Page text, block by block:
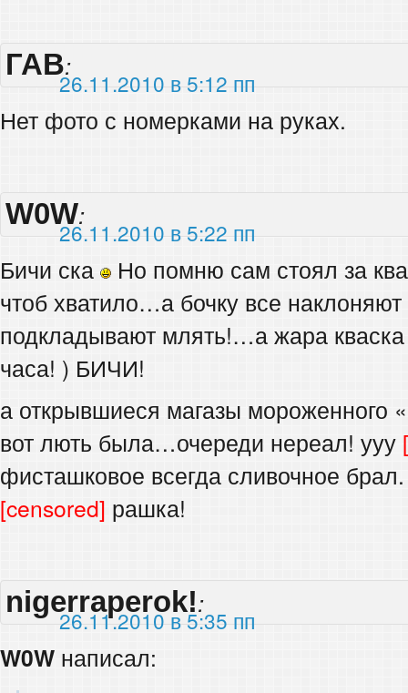
ГАВ:
26.11.2010 в 5:12 пп
Нет фото с номерками на руках.
W0W:
26.11.2010 в 5:22 пп
Бичи ска
Но помню сам стоял за
чтоб хватило…а бочку все
подкладывают млять!…а жара
часа! ) БИЧИ!
а открывшиеся магазы мороженного
вот лють была…очереди нереал! ууу
фисташковое всегда сливочное
[censored] рашка!
nigerraperok!:
26.11.2010 в 5:35 пп
W0W написал: